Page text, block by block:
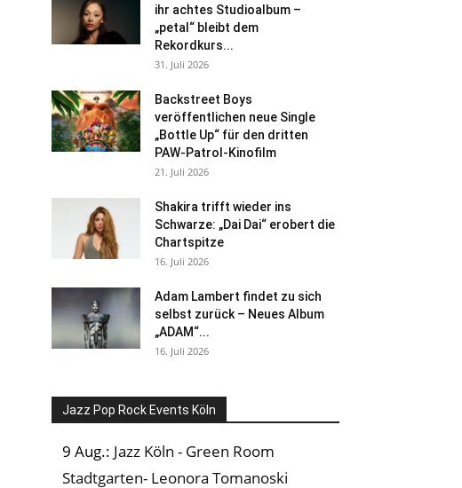
ihr achtes Studioalbum –
„petal“ bleibt dem
Rekordkurs...
31. Juli 2026
Backstreet Boys
veröffentlichen neue Single
„Bottle Up“ für den dritten
PAW-Patrol-Kinofilm
21. Juli 2026
Shakira trifft wieder ins
Schwarze: „Dai Dai“ erobert die
Chartspitze
16. Juli 2026
Adam Lambert findet zu sich
selbst zurück – Neues Album
„ADAM“...
16. Juli 2026
Jazz Pop Rock Events Köln
9 Aug.: Jazz Köln - Green Room
Stadtgarten- Leonora Tomanoski